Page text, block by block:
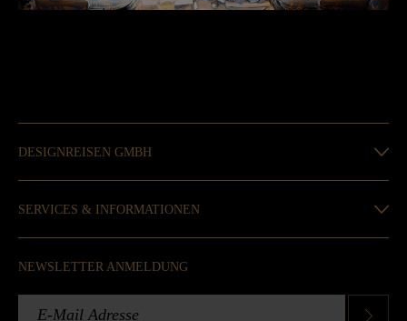
DESIGNREISEN GMBH
SERVICES & INFORMATIONEN
NEWSLETTER ANMELDUNG